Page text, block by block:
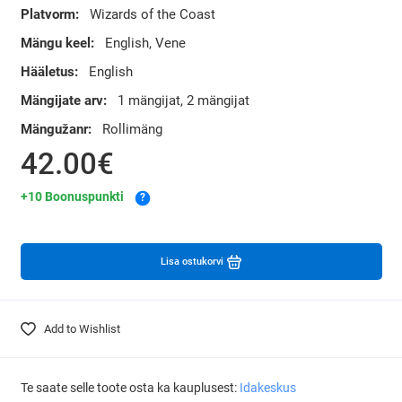
Platvorm:
Wizards of the Coast
Mängu keel:
English, Vene
Hääletus:
English
Mängijate arv:
1 mängijat, 2 mängijat
Mängužanr:
Rollimäng
42.00€
+10 Boonuspunkti ?
Lisa ostukorvi
Add to Wishlist
Te saate selle toote osta ka kauplusest: Idakeskus